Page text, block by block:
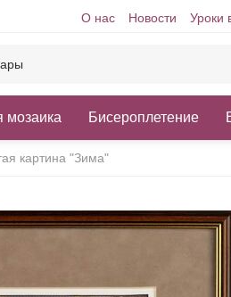
О нас Новости Уроки
мозаика Бисероплетение
картина "Зима"